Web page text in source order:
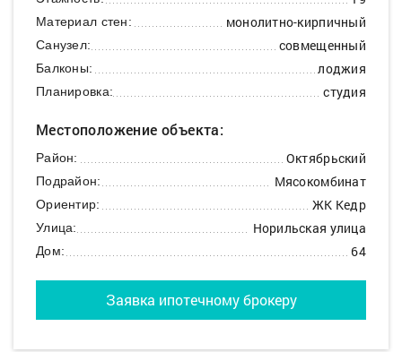
Материал стен: монолитно-кирпичный
Санузел: совмещенный
Балконы: лоджия
Планировка: студия
Местоположение объекта:
Район: Октябрьский
Подрайон: Мясокомбинат
Ориентир: ЖК Кедр
Улица: Норильская улица
Дом: 64
Заявка ипотечному брокеру